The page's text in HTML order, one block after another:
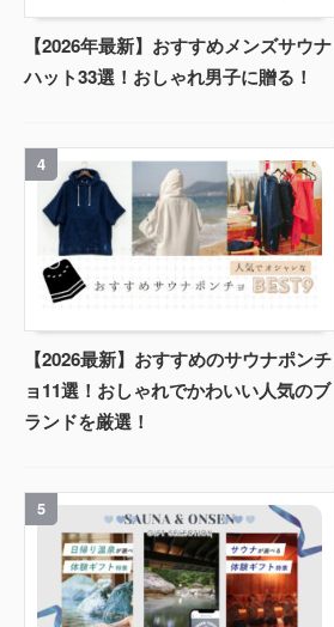
【2026年最新】おすすめメンズサウナ
ハット33選！おしゃれ男子に贈る！
4
【2026最新】おすすめのサウナポンチ
ョ11選！おしゃれでかわいい人気のブ
ランドを厳選！
5